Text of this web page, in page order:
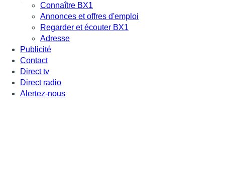
Connaître BX1
Annonces et offres d'emploi
Regarder et écouter BX1
Adresse
Publicité
Contact
Direct tv
Direct radio
Alertez-nous